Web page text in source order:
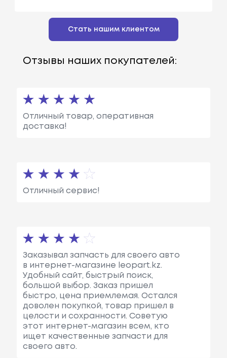
Стать нашим клиентом
Отзывы наших покупателей:
Отличный товар, оперативная
доставка!
Отличный сервис!
Заказывал запчасть для своего авто
в интернет-магазине leopart.kz.
Удобный сайт, быстрый поиск,
большой выбор. Заказ пришел
быстро, цена приемлемая. Остался
доволен покупкой, товар пришел в
целости и сохранности. Советую
этот интернет-магазин всем, кто
ищет качественные запчасти для
своего авто.